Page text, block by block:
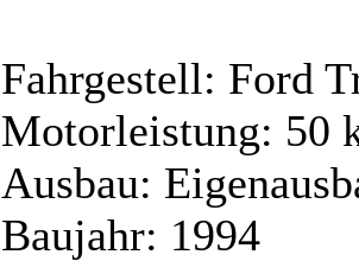
Fahrgestell: Ford
Motorleistung: 50
Ausbau:
Baujahr: 1994